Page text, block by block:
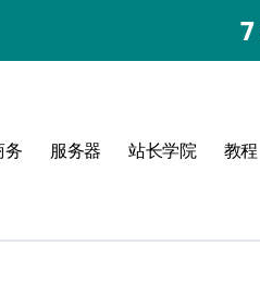
7
务 服务器 站长学院 教程